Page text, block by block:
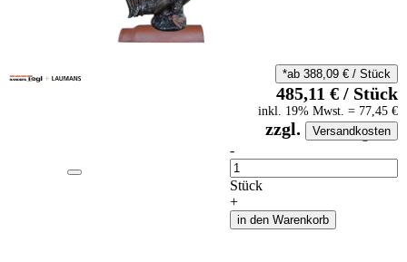
auf Anfrageliste
-
Anzahl
Stück
+
in den Warenkorb
*ab 388,09 €/ Stück
485,11 €/ Stück
inkl. 19% Mwst. = 77,45 €
zzgl. Versandkosten